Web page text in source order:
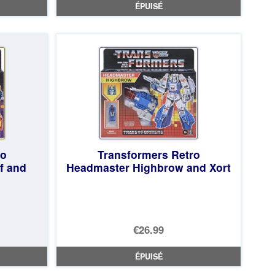
ÉPUISÉ
and
Transformers Retro
Headmaster Highbrow and Xort
€26.99
ÉPUISÉ